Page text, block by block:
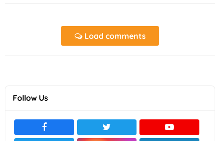
Load comments
Follow Us